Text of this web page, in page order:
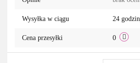
Wysyłka w ciągu 24
Cena przesyłki 0